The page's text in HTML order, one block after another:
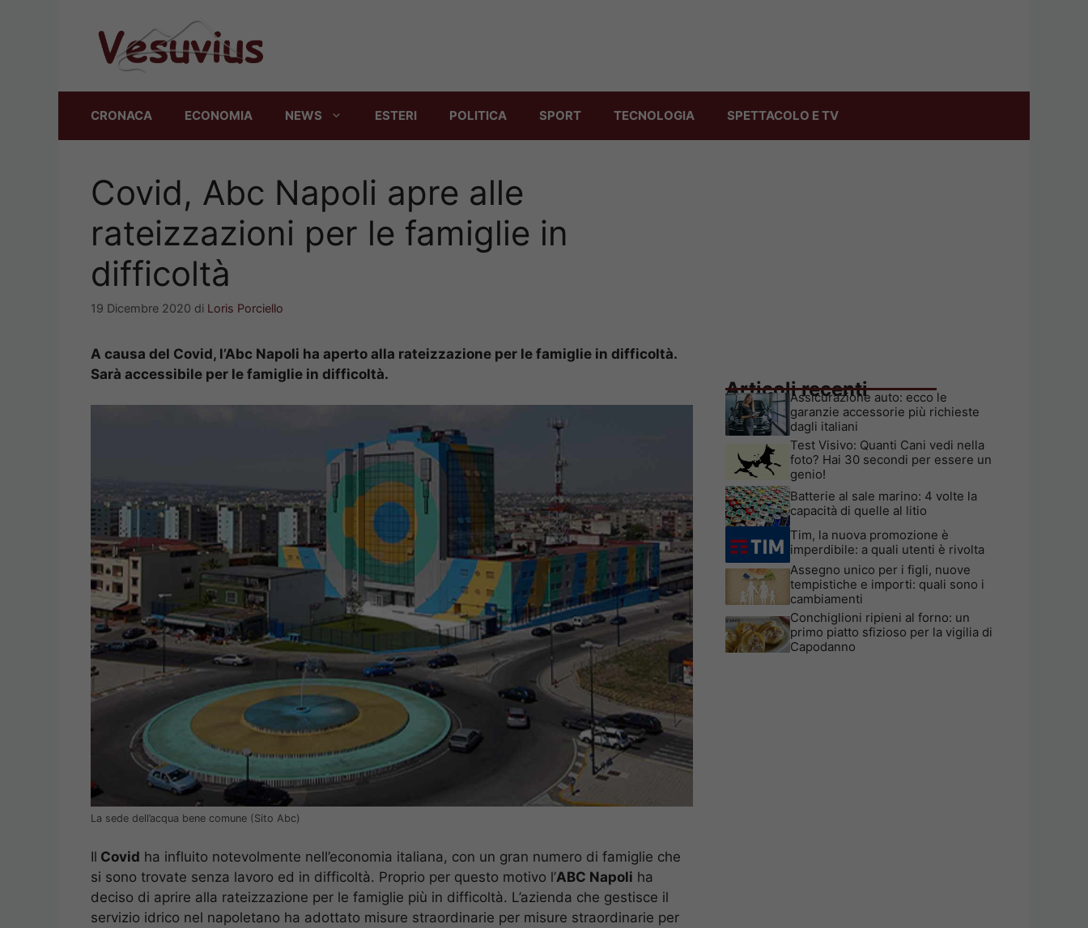
CRONACA ECONOMIA NEWS ESTERI POLITICA SPORT TECNOLOGIA SPETTACOLO E TV
Covid, Abc Napoli apre alle
rateizzazioni per le famiglie in
difficoltà
19 Dicembre 2020 di Loris Porciello
A causa del Covid, l’Abc Napoli ha aperto alla rateizzazione per le famiglie in difficoltà.
Sarà accessibile per le famiglie in difficoltà.
La sede dell’acqua bene comune (Sito Abc)
Il Covid ha influito notevolmente nell’economia italiana, con un gran numero di famiglie che
si sono trovate senza lavoro ed in difficoltà. Proprio per questo motivo l’ABC Napoli ha
deciso di aprire alla rateizzazione per le famiglie più in difficoltà. L’azienda che gestisce il
servizio idrico nel napoletano ha adottato misure straordinarie per misure straordinarie per
Articoli recenti
Assicurazione auto: ecco le
garanzie accessorie più richieste
dagli italiani
Test Visivo: Quanti Cani vedi nella
foto? Hai 30 secondi per essere un
genio!
Batterie al sale marino: 4 volte la
capacità di quelle al litio
Tim, la nuova promozione è
imperdibile: a quali utenti è rivolta
Assegno unico per i figli, nuove
tempistiche e importi: quali sono i
cambiamenti
Conchiglioni ripieni al forno: un
primo piatto sfizioso per la vigilia di
Capodanno